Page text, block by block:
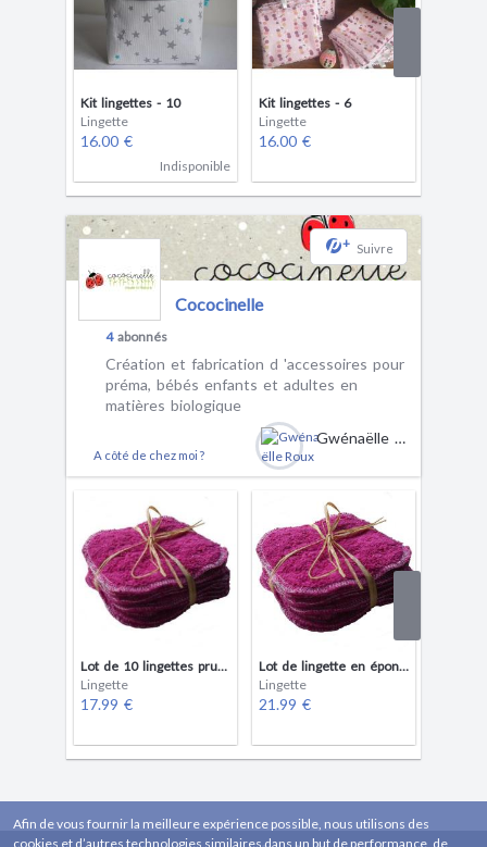
Kit lingettes - 10
Lingette
16.00 €
Indisponible
Kit lingettes - 6
Lingette
16.00 €
+ Suivre
Cococinelle
4abonnés
Création et fabrication d 'accessoires pour
préma, bébés enfants et adultes en
matières biologique
A côté de chez moi ?
Gwénaëlle Roux
Lot de 10 lingettes prune en éponge de coton bio 10 cm/10 cm
Lingette
17.99 €
Lot de lingette en éponge de coton bio prune en 15/15 cm
Lingette
21.99 €
Afin de vous fournir la meilleure expérience possible, nous utilisons des
cookies et d’autres technologies similaires dans un but de performance, de